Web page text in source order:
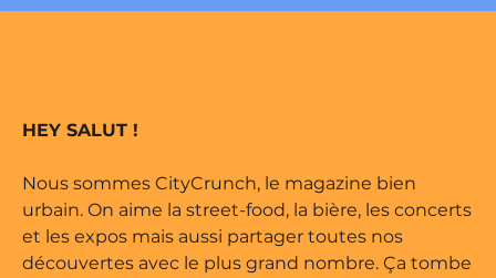
édité par Buena Onda Web •
HEY SALUT !
Nous sommes CityCrunch, le magazine bien
urbain. On aime la street-food, la bière, les concerts
et les expos mais aussi partager toutes nos
découvertes avec le plus grand nombre. Ça tombe